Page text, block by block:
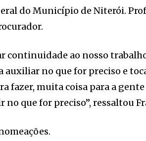
do Município de Niterói.
continuidade ao nosso
no que for preciso e
fazer, muita coisa para a
que for preciso”, ressaltou